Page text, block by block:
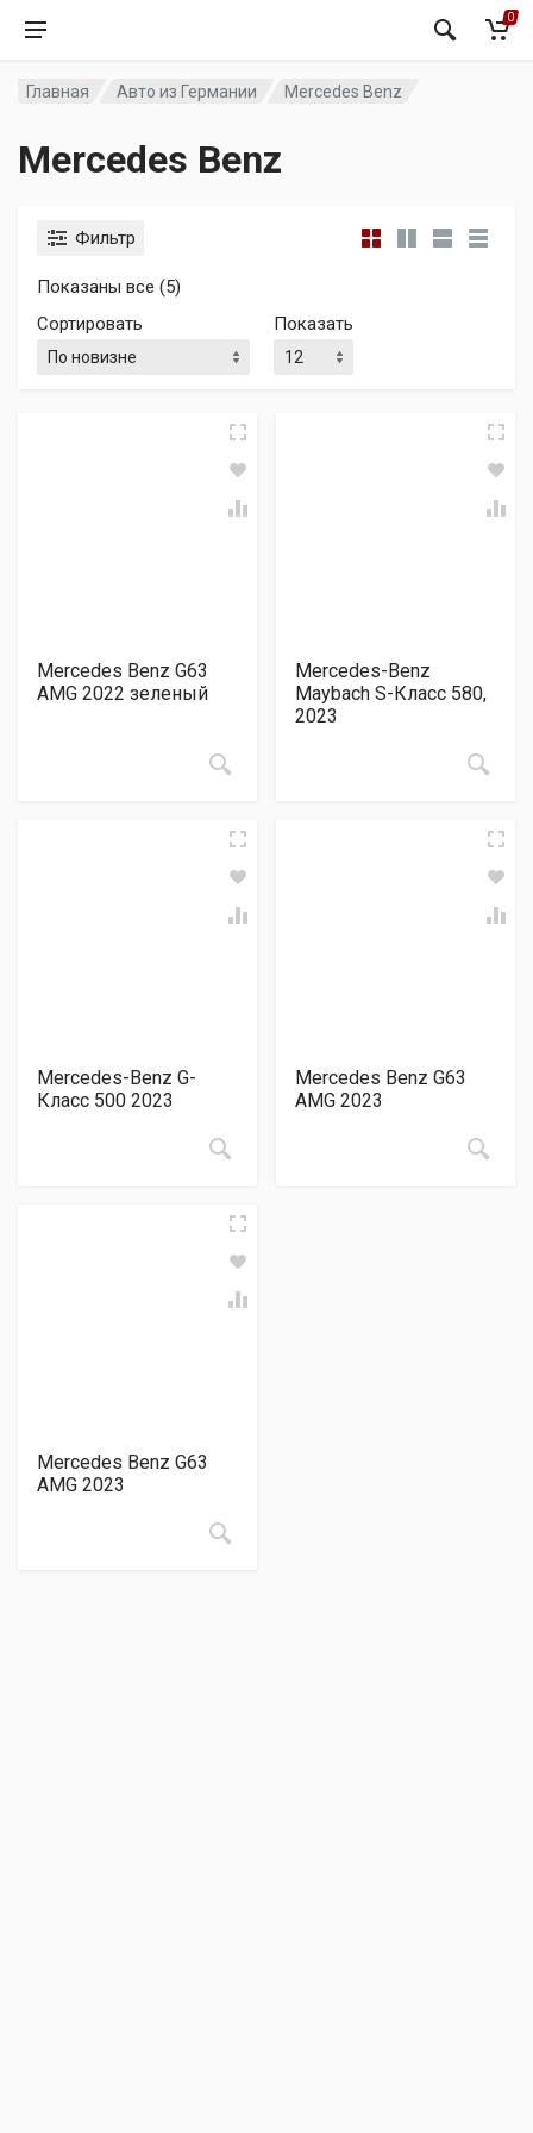
0
Главная Авто из Германии Mercedes Benz
Mercedes Benz
Фильтр
Показаны все (5)
Сортировать
Показать
Mercedes Benz G63
AMG 2022 зеленый
Mercedes-Benz
Maybach S-Класс 580,
2023
Mercedes-Benz G-
Класс 500 2023
Mercedes Benz G63
AMG 2023
Mercedes Benz G63
AMG 2023